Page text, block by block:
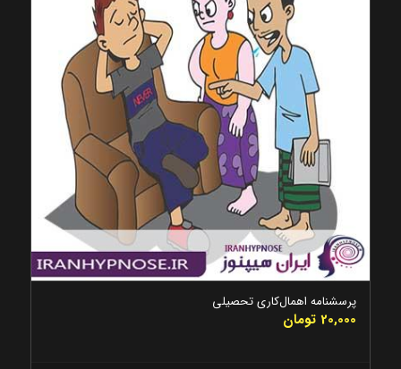
5.00
پرسشنامه اهمال‌کاری تحصیلی
20,000 تومان